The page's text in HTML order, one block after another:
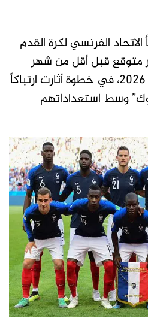
الفرنسي لكرة القدم
متوقع قبل أقل من شهر
على انطلاق كأس العالم 2026، في خطوة أثارت ارتباكاً
وسط استعداداتهم